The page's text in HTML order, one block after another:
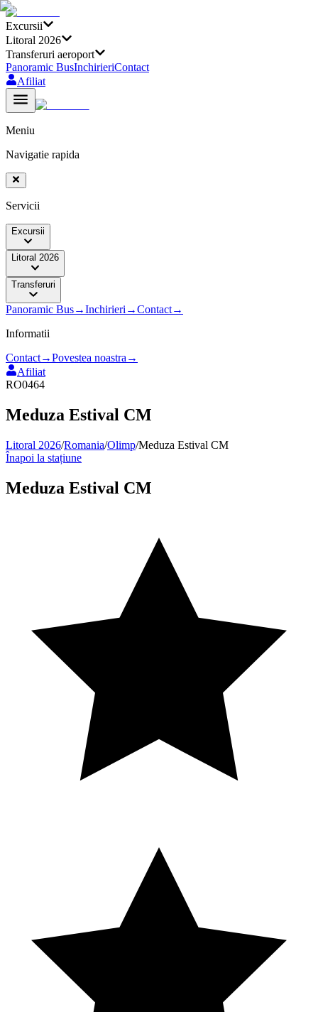
Excursii
Litoral 2026
Transferuri aeroport
Panoramic BusInchirieriContact
Afiliat
Meniu
Navigatie rapida
Servicii
Excursii
Litoral 2026
Transferuri
Panoramic Bus→Inchirieri →Contact→
Informatii
Contact→Povestea noastra →
Afiliat
RO0464
Meduza Estival CM
Litoral 2026/Romania/Olimp/Meduza Estival CM
Înapoi la stațiune
Meduza Estival CM